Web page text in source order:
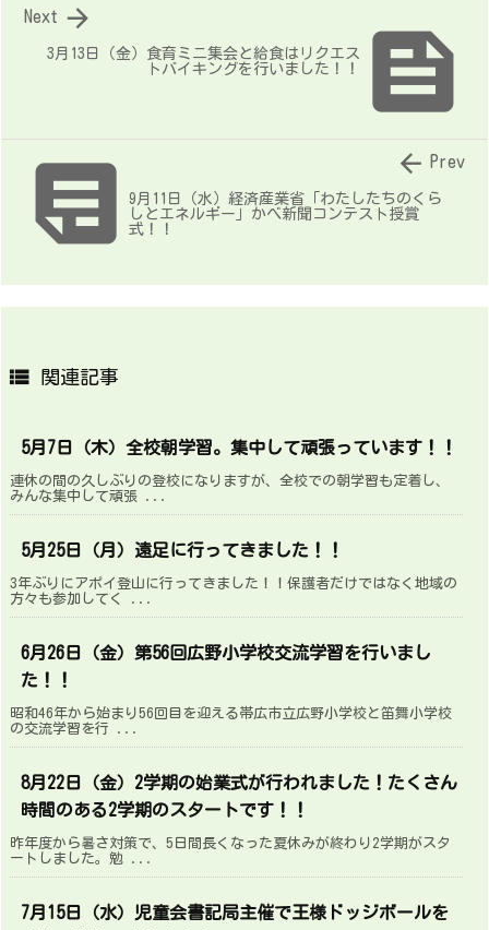

3月13日（金）食育ミニ集会と給食はリクエス
トバイキングを行いました！！

Next
9月11日（水）経済産業省「わたしたちのくら
しとエネルギー」かべ新聞コンテスト授賞
式！！
 Prev
 関連記事
5月7日（木）全校朝学習。集中して頑張っています！！
連休の間の久しぶりの登校になりますが、全校での朝学習も定着し、
みんな集中して頑張 ...
5月25日（月）遠足に行ってきました！！
3年ぶりにアポイ登山に行ってきました！！保護者だけではなく地域の
方々も参加してく ...
6月26日（金）第56回広野小学校交流学習を行いまし
た！！
昭和46年から始まり56回目を迎える帯広市立広野小学校と笛舞小学校
の交流学習を行 ...
8月22日（金）2学期の始業式が行われました！たくさん
時間のある2学期のスタートです！！
昨年度から暑さ対策で、5日間長くなった夏休みが終わり2学期がスタ
ートしました。勉 ...
7月15日（水）児童会書記局主催で王様ドッジボールを